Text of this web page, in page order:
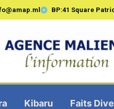
BP:41 Square
Kibaru Faits